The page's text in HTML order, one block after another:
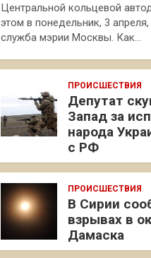
Центральной кольцевой
этом в понедельник, 3
служба мэрии Москвы. Как…
ПРОИСШЕСТВИЯ
Депутат
Запад за
народа
с РФ
ПРОИСШЕСТВИЯ
В Сирии
взрывах в
Дамаска